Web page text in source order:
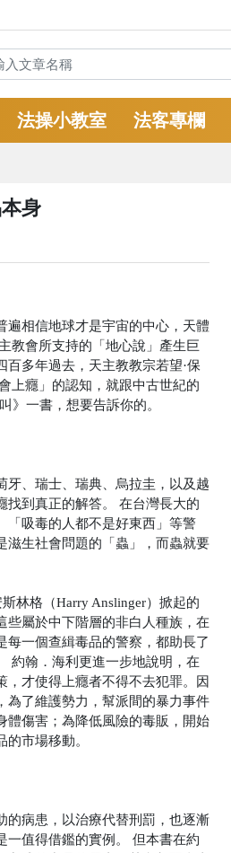
法操小教室 法客專欄
身
遍相信地球才是宇宙的中心，天體
教會所支持的「地心說」產生巨
多年過去，天主教教宗若望·保
上癮」的認知，就跟中古世紀的
》一書，想要告訴你的。
牙、瑞士、瑞典、烏拉圭，以及越
到真正的解答。
在台灣長大的
「吸毒的人都不是好東西」等警
滋生社會問題的「蟲」，而蟲就要
林格（Harry Anslinger）掀起的
些屬於中下階層的非白人種族，在
一個查緝毒品的警察，都助長了
約翰．海利更進一步地說明，在
，才使得上癮者不得不去犯罪。因
為了維護勢力，幫派間的暴力事件
體傷害；為降低風險的毒販，開始
市場移動。
的病患，以治療代替刑罰，也逐漸
值得借鑑的實例。
但本書在約